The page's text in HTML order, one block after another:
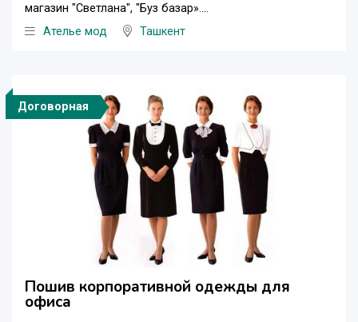
магазин "Светлана", "Буз базар»....
Ателье мод
Ташкент
Договорная
Пошив корпоративной одежды для
офиса